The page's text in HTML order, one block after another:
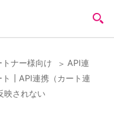
トナー様向け
API連
ト┃API連携（カート連
映されない